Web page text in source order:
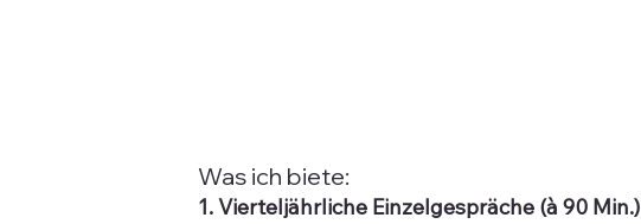
Was ich biete:
1. Vierteljährliche Einzelgespräche (à 90 Min.)